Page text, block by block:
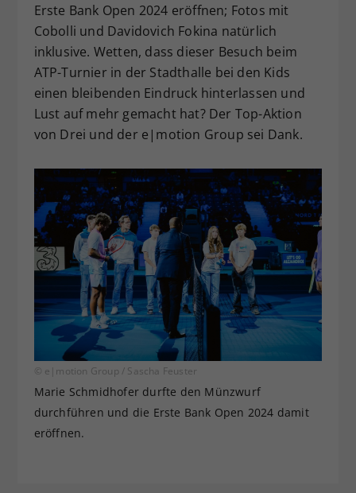
Erste Bank Open 2024 eröffnen; Fotos mit
Cobolli und Davidovich Fokina natürlich
inklusive. Wetten, dass dieser Besuch beim
ATP-Turnier in der Stadthalle bei den Kids
einen bleibenden Eindruck hinterlassen und
Lust auf mehr gemacht hat? Der Top-Aktion
von Drei und der e|motion Group sei Dank.
© e|motion Group / Sascha Feuster
Marie Schmidhofer durfte den Münzwurf
durchführen und die Erste Bank Open 2024 damit
eröffnen.